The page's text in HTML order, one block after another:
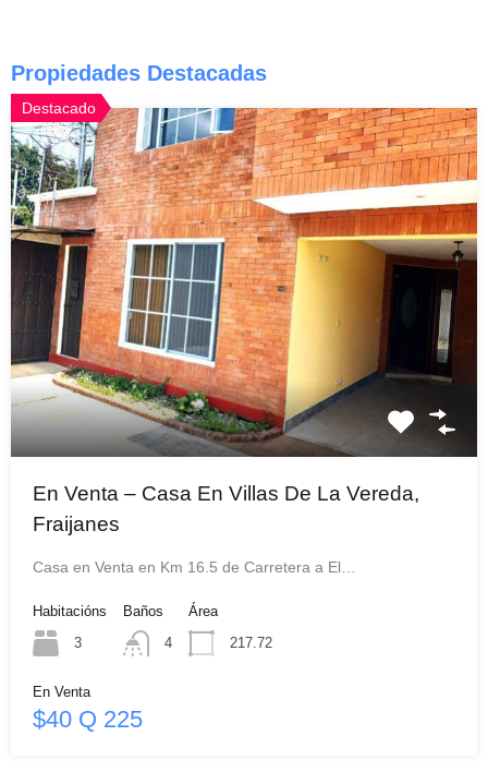
Propiedades Destacadas
Destacado
En Venta – Casa En Villas De La Vereda,
Fraijanes
Casa en Venta en Km 16.5 de Carretera a El…
Habitacións
3
Baños
4
Área
217.72
En Venta
$40 Q 225